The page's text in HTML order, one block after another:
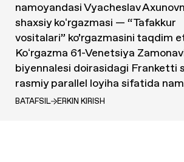
namoyandasi Vyacheslav
shaxsiy koʻrgazmasi — “Tafakkur
vositalari” ko’rgazmasini taqdim
Koʻrgazma 61-Venetsiya
biyennalesi doirasidagi Franketti
rasmiy parallel loyiha sifatida
BATAFSIL ERKIN KIRISH